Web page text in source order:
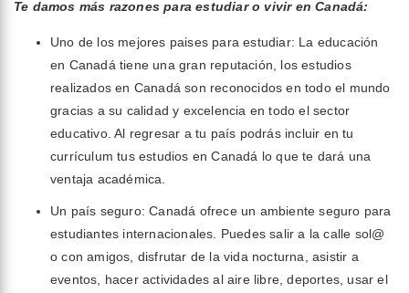
Te damos más razones para estudiar o vivir en Canadá:
Uno de los mejores paises para estudiar: La educación
en Canadá tiene una gran reputación, los estudios
realizados en Canadá son reconocidos en todo el mundo
gracias a su calidad y excelencia en todo el sector
educativo. Al regresar a tu país podrás incluir en tu
currículum tus estudios en Canadá lo que te dará una
ventaja académica.
Un país seguro: Canadá ofrece un ambiente seguro para
estudiantes internacionales. Puedes salir a la calle sol@
o con amigos, disfrutar de la vida nocturna, asistir a
eventos, hacer actividades al aire libre, deportes, usar el